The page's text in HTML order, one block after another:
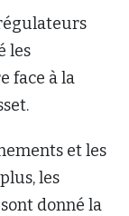
les
face à la
et les
les
donné la